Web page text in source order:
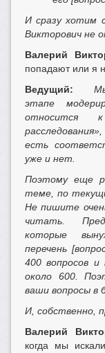
И сразу хотим
Викторович не
Валерий
попадают или я
Ведущий:
этапе
относится
есть
уже и нет.
Поэтому еще
теме, по
Не пишите
читать.
которые
перечень
400 вопросов
около 600.
ваши вопросы в
И, собственно,
Валерий
когда мы